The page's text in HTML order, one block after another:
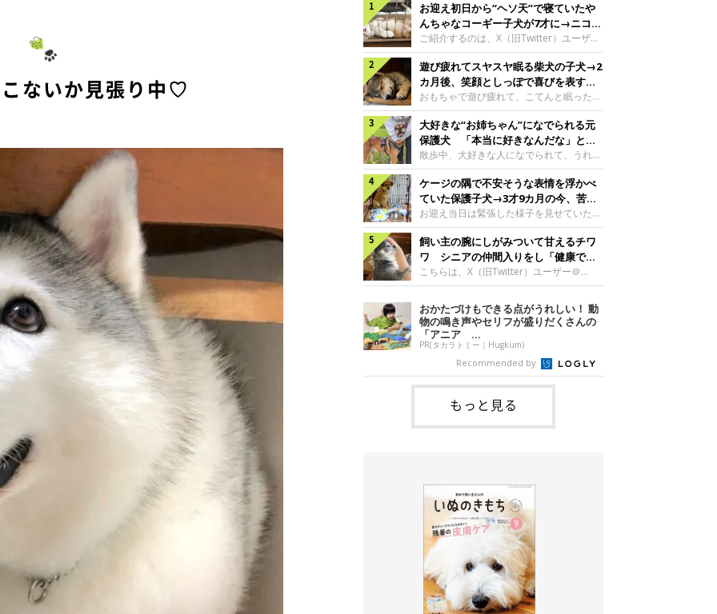
ないか見張り中♡
お迎え初日から“ヘソ天”で寝ていたや
んちゃなコーギー子犬が7才に→ニコニ
コ“コーギースマイル”が魅力のコに成
長！
ご紹介するのは、X（旧Twitter）ユーザー
＠Kus1oKg2vsgdWS2さんの愛犬でウェル
シュ・コーギー・ペンブロークの神楽ちゃ
ん。今年の8月で7才になるという神楽ちゃ
んですが、いったいどんな子犬時代を過ご
したのでしょうか。今回は、神楽ちゃんの
成長を飼い主さんと振り返ります！神楽ち
ゃんの成長について聞いた！お迎えから数
日後の神楽ちゃん（撮影時生後2カ月）＠
Kus1oKg2vsgdWS2――お迎え当初の神楽
ちゃんの様子について教えてください。飼
い主さん： 「お迎え当日から“ヘソ天”で寝
るようなコでし
遊び疲れてスヤスヤ眠る柴犬の子犬→2
カ月後、笑顔としっぽで喜びを表すコ
に成長！
おもちゃで遊び疲れて、こてんと眠った子
犬。あれから2カ月、表情や行動にさまざ
まな変化が見られるようになりました。遊
び疲れて眠る生後2カ月のなっちゃん遊び
疲れた様子のなっちゃん。@Pkndg_紹介
するのは、X（旧Twitter）ユーザー
@Pkndg_さんの愛犬・なっちゃん（取材
時、生後4カ月／柴犬）。こちらの写真
は、なっちゃんが生後2カ月のころに撮影
された一枚です。この日、なっちゃんは家
族と一緒におもちゃで遊んでいました。た
くさん遊んで疲れたのか、その後は眠り始
めたそうです。眠るなっちゃん。
@Pkndg_
大好きな“お姉ちゃん”になでられる元
保護犬 「本当に好きなんだな」と感
じる表情にほっこり
散歩中、大好きな人になでられて、うれし
そうな表情を見せる元保護犬。甘えるよう
な姿に、見ているこちらまでほっこりしま
す。大好きな“お姉ちゃん”に甘える小次郎
くん妹さんになでてもらい、うれしそうな
表情を見せる小次郎くん（2026年6月撮
影）。@mika_Jimmy紹介するのは、X（旧
Twitter）ユーザー@mika_Jimmyさんの愛
犬・小次郎くん（撮影時5才）。こちら
は、飼い主さんの妹さんと一緒に散歩をし
日、飼い主さんは実家から自宅へ帰る途
中、妹さんと公園で待ち合わせ
ケージの隅で不安そうな表情を浮かべ
ていた保護子犬→3才9カ月の今、苦手
を克服し頼もしいコに成長！
お迎え当日は緊張した様子を見せていた元
野犬の保護子犬。あれから約3年半、苦手
だったことを一つひとつ克服し、家族に寄
り添う姿を見せています。お迎え当日、ケ
ージの隅で不安そうにお迎え当日のシルビ
アちゃん。@nemonemotos今回紹介する
のは、X（旧Twitter）ユーザー
@nemonemotosさんの愛犬・シルビアち
ゃん（撮影当時、生後推定2カ月）。飼い
主さんが「#最初に撮った一枚」として投
稿した写真には、ケージの隅で不安そうな
表情を浮かべるシルビアちゃんの姿が写っ
ていました。こちらは、保護犬だったシル
飼い主の腕にしがみついて甘えるチワ
ワ シニアの仲間入りをし「健康で穏
やかな暮らしが続いてほしい」と願う
こちらは、X（旧Twitter）ユーザー＠
kotubusuke617さんが投稿した写真。写
っているのは、愛犬でチワワのつぶしゃん
（本名：こつぶちゃん）です。飼い主さん
の腕にしがみつくつぶしゃん（撮影時6
才）＠kotubusuke617撮影当時の状況に
ついて伺うと、飼い主さんはこう教えてく
れました。飼い主さん： 「ある休日のこ
とです。私がソファに座った途端にひざの
上にのってきたので、そのままなでながら
テレビを見ていたのですが、微動だにしな
いので気になって見てみると、腕にしがみ
おかたづけもできる点がうれしい！ 動
物の鳴き声やセリフが盛りだくさんの
「アニア ...
PR(タカラトミー｜Hugkum)
Recommended by
もっと見る